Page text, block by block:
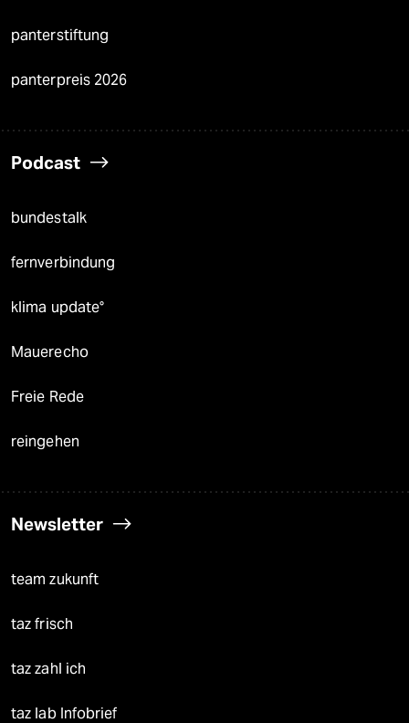
panterstiftung
panterpreis 2026
Podcast
bundestalk
fernverbindung
klima update°
Mauerecho
Freie Rede
reingehen
Newsletter
team zukunft
taz frisch
taz zahl ich
taz lab Infobrief